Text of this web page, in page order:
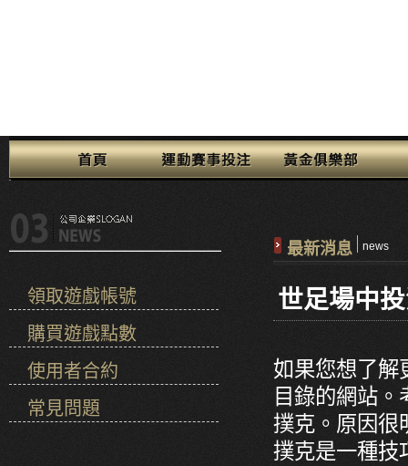
領取遊戲帳號
購買遊戲點數
使用者合約
常見問題
最新消息 news
世足場中
如果您想了解
目錄的網站。
撲克。原因很
撲克是一種技